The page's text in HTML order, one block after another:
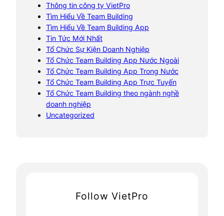
Thông tin công ty VietPro
Tìm Hiểu Về Team Building
Tìm Hiểu Về Team Building App
Tin Tức Mới Nhất
Tổ Chức Sự Kiện Doanh Nghiệp
Tổ Chức Team Building App Nước Ngoài
Tổ Chức Team Building App Trong Nước
Tổ Chức Team Building App Trực Tuyến
Tổ Chức Team Building theo ngành nghề
doanh nghiệp
Uncategorized
Follow VietPro